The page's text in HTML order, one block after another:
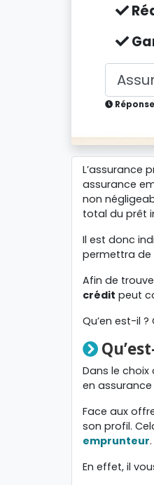
L’assurance
assurance
non
total du prêt
Il est donc
permettra de
Afin de
crédit peut
Qu’en est-il
Dans le choix
en
Face aux
son profil.
emprunteur.
En effet, il